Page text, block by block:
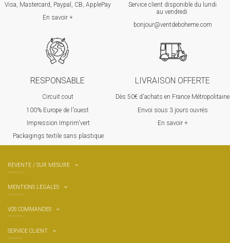
Visa, Mastercard, Paypal, CB, ApplePay
En savoir +
Service client disponible du lundi
au vendredi
bonjour@ventdeboheme.com
RESPONSABLE
Circuit cout
100% Europe de l'ouest
Impression Imprim'vert
Packagings textile sans plastique
LIVRAISON OFFERTE
Dès 50€ d'achats en France Métropolitaine
Envoi sous 3 jours ouvrés
En savoir +
REVENTE / SUR MESURE
MENTIONS LÉGALES
VOS COMMANDES
SERVICE CLIENT